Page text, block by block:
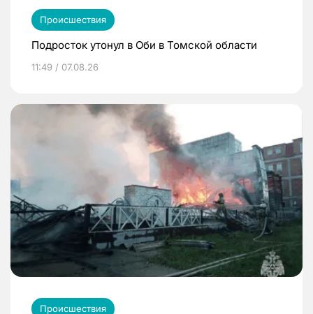
Происшествия
Подросток утонул в Оби в Томской области
11:49 / 07.08.26
Происшествия